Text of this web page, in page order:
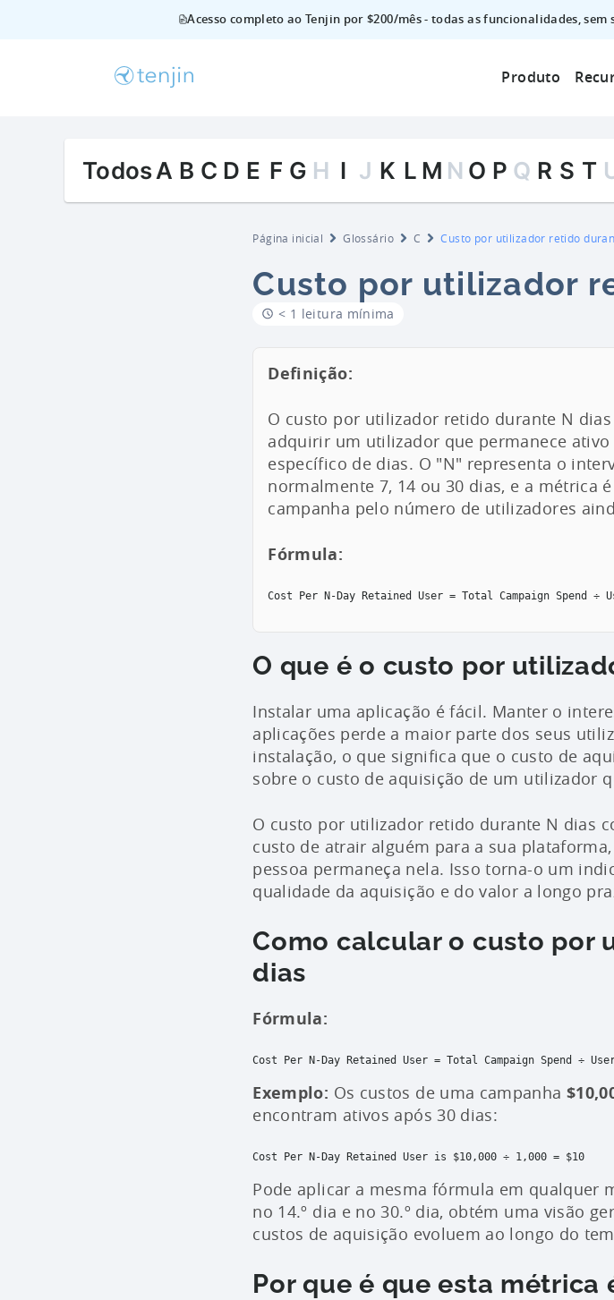
Acesso completo ao Tenjin por $200/mês - todas as funcionalidades,
Produto
TodosA B C D E F G H I J K L M N O P Q R S T
Página inicial Glossário C Custo por utilizador retido
Custo por utilizador
< 1 leitura mínima
Definição:
O custo por utilizador retido durante N
adquirir um utilizador que permanece
específico de dias. O "N" representa o
normalmente 7, 14 ou 30 dias, e a métrica
campanha pelo número de utilizadores
Fórmula:
Cost Per N-Day Retained User = Total Campaign Spend ÷
O que é o custo por
Instalar uma aplicação é fácil. Manter o
aplicações perde a maior parte dos seus
instalação, o que significa que o custo de
sobre o custo de aquisição de um utilizador
O custo por utilizador retido durante N dias
custo de atrair alguém para a sua
pessoa permaneça nela. Isso torna-o um
qualidade da aquisição e do valor a longo
Como calcular o custo por
dias
Fórmula:
Cost Per N-Day Retained User = Total Campaign Spend ÷
Exemplo: Os custos de uma campanha
encontram ativos após 30 dias:
Cost Per N-Day Retained User is $10,000 ÷ 1,000 = $10
Pode aplicar a mesma fórmula em qualquer
no 14.º dia e no 30.º dia, obtém uma visão
custos de aquisição evoluem ao longo do
Por que é que esta métrica